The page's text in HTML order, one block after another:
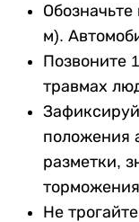
Обозначьте
м).
Позвоните
травмах
положения
разметки,
Не